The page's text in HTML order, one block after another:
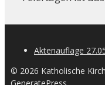
Aktenauflage
© 2026 Katholische